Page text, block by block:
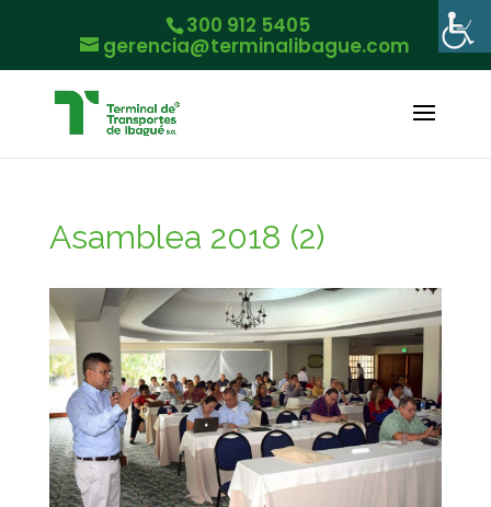
300 912 5405
gerencia@terminalibague.com
Asamblea 2018 (2)